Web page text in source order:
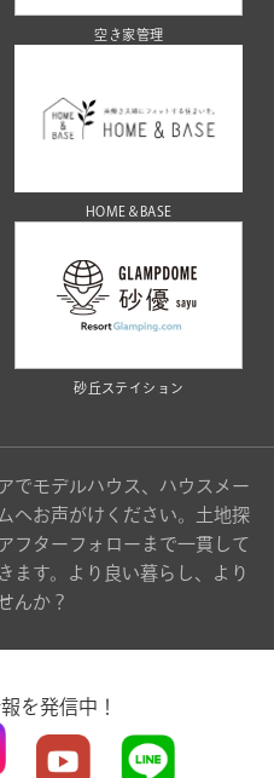
空き家管理
HOME＆BASE
砂丘ステイション
でモデルハウス、ハウスメー
へお声がけください。土地探
フターフォローまで一貫して
ます。より良い暮らし、より
んか？
を発信中！